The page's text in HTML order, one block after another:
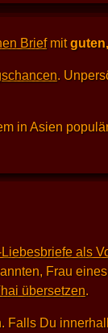
Briefmit
.
in Asien
als
Frau
übersetzen.
Du